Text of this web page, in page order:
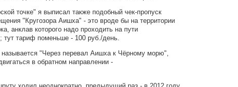
точке" я выписал также подобный чек-пропуск
"Кругозора Аишха" - это вроде бы на территории
анклав которого надо проходить на пути
тут тариф поменьше - 100 руб./день.
"Через перевал Аишха к Чёрному морю",
в обратном направлении -